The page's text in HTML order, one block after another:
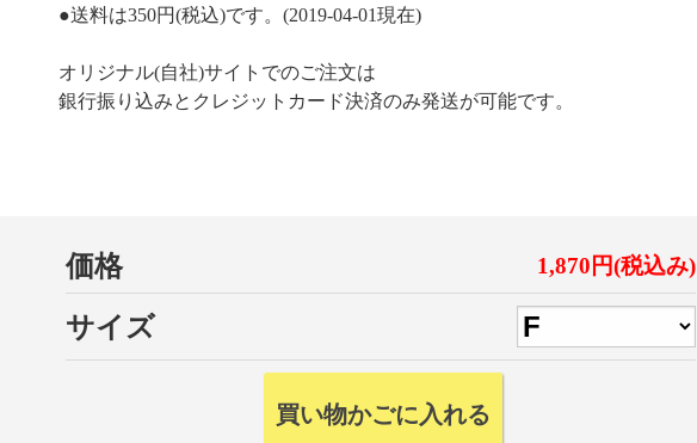
●送料は350円(税込)です。(2019-04-01現在)
オリジナル(自社)サイトでのご注文は
銀行振り込みとクレジットカード決済のみ発送が可能です。
価格 1,870円(税込み)
サイズ